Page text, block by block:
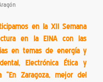
en la XII Semana
en la EINA con las
en temas de energía y
Electrónica Ética y
“En Zaragoza, mejor del